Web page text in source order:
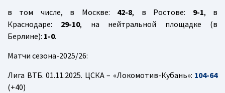
в том числе, в Москве: 42-8, в Ростове: 9-1, в
Краснодаре: 29-10, на нейтральной площадке (в
Берлине): 1-0.
Матчи сезона-2025/26:
Лига ВТБ. 01.11.2025. ЦСКА – «Локомотив-Кубань»: 104-64
(+40)